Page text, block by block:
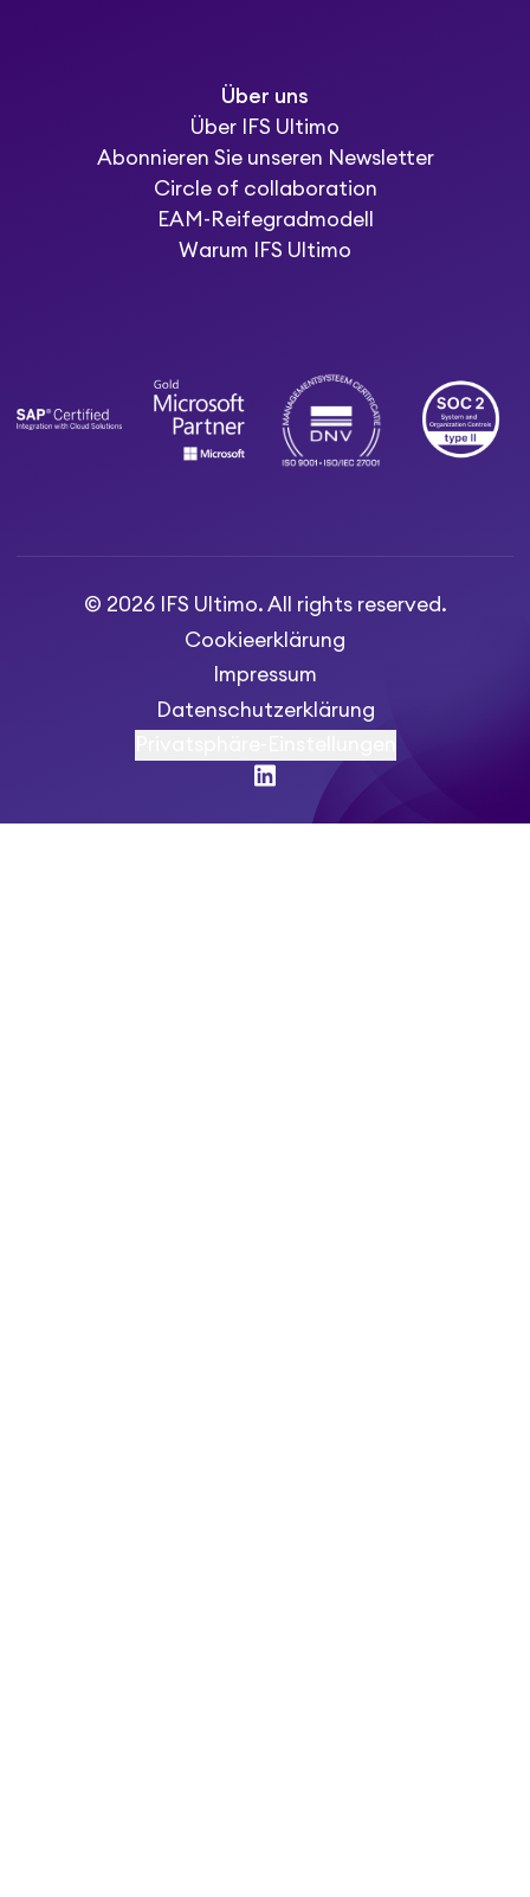
Über uns
Über IFS Ultimo
Abonnieren Sie unseren Newsletter
Circle of collaboration
EAM-Reifegradmodell
Warum IFS Ultimo
© 2026 IFS Ultimo. All rights reserved.
Cookieerklärung
Impressum
Datenschutzerklärung